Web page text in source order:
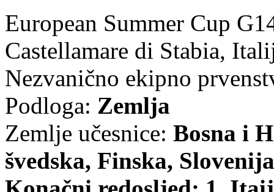
European Summer Cup
Castellamare di Stabia,
Nezvanično ekipno
Podloga: Zemlja
Zemlje učesnice: Bosna i
švedska, Finska,